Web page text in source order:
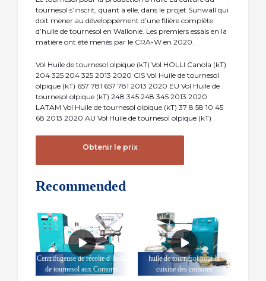
tournesol s’inscrit, quant à elle, dans le projet Sunwall qui
doit mener au développement d’une filière complète
d’huile de tournesol en Wallonie. Les premiers essais en la
matière ont été menés par le CRA-W en 2020.
Vol Huile de tournesol olpique (kT) Vol HOLLI Canola (kT)
204 325 204 325 2013 2020 CIS Vol Huile de tournesol
olpique (kT) 657 781 657 781 2013 2020 EU Vol Huile de
tournesol olpique (kT) 248 345 248 345 2013 2020
LATAM Vol Huile de tournesol olpique (kT) 37 8 58 10 45
68 2013 2020 AU Vol Huile de tournesol olpique (kT)
Obtenir le prix
Recommended
Centrifugeuse de récolte d' huile
de tournesol aux Comores
huile de tournesol pour la
cuisine des comores